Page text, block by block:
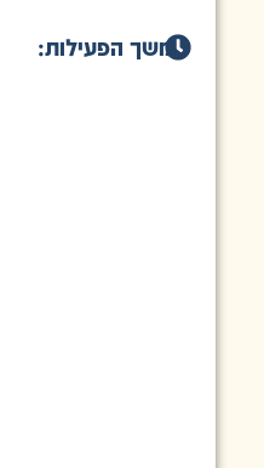
משך הפעילות: